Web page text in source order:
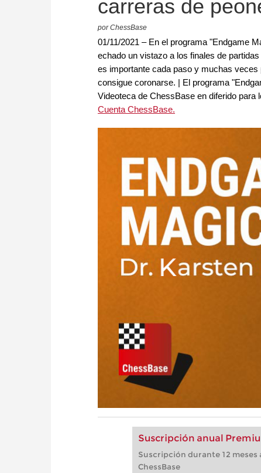
carreras de
por ChessBase
01/11/2021 – En el programa "Endgame
echado un vistazo a los finales de
es importante cada paso y muchas
consigue coronarse. | El programa
Videoteca de ChessBase en diferido para
Cuenta ChessBase.
Suscripción anual
Suscripción durante 12
ChessBase